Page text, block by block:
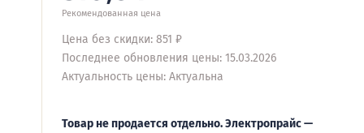
Рекомендованная цена
Цена без скидки: 851 ₽
Последнее обновления цены: 15.03.2026
Актуальность цены: Актуальна
Товар не продается отдельно. Электропрайс —